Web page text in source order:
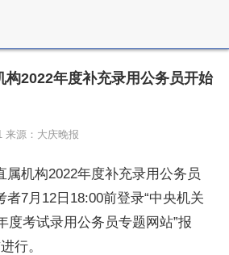
构2022年度补充录用公务员开始
来源：大庆晚报
属机构2022年度补充录用公务员
7月12日18:00前登录“中央机关
度考试录用公务员专题网站”报
行。